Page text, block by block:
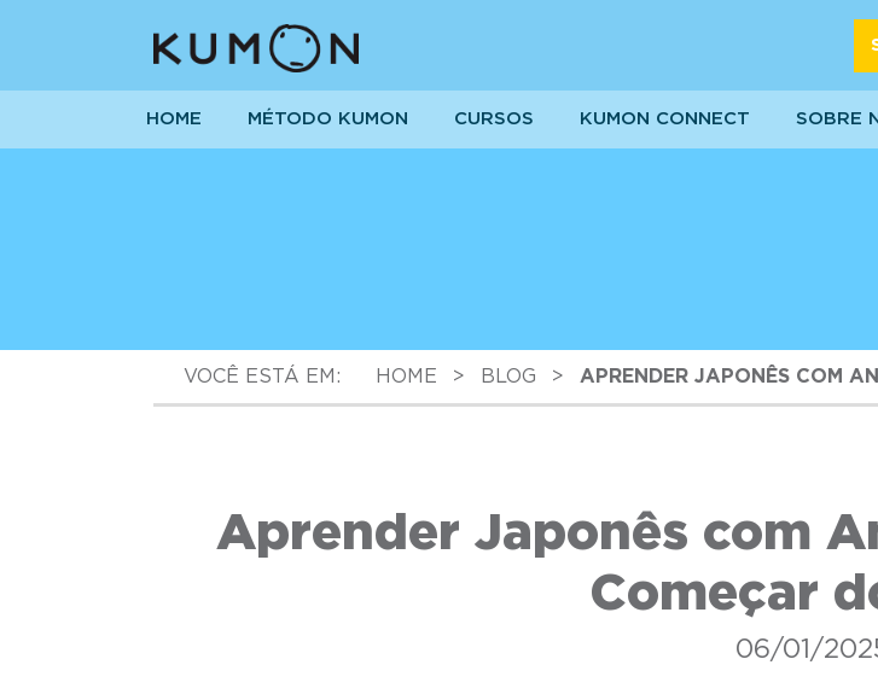
HOME MÉTODO KUMON CURSOS KUMON CONNECT SOBRE
VOCÊ ESTÁ EM: HOME > BLOG > APRENDER JAPONÊS COM
Aprender Japonês com
Começar
06/01/